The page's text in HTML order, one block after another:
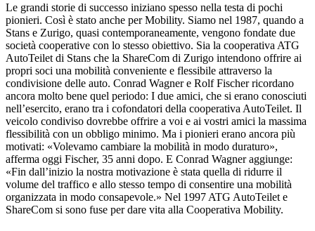
Le grandi storie di successo iniziano spesso nella testa di pochi
pionieri. Così è stato anche per Mobility. Siamo nel 1987, quando a
Stans e Zurigo, quasi contemporaneamente, vengono fondate due
società cooperative con lo stesso obiettivo. Sia la cooperativa ATG
AutoTeilet di Stans che la ShareCom di Zurigo intendono offrire ai
propri soci una mobilità conveniente e flessibile attraverso la
condivisione delle auto. Conrad Wagner e Rolf Fischer ricordano
ancora molto bene quel periodo: I due amici, che si erano conosciuti
nell’esercito, erano tra i cofondatori della cooperativa AutoTeilet. Il
veicolo condiviso dovrebbe offrire a voi e ai vostri amici la massima
flessibilità con un obbligo minimo. Ma i pionieri erano ancora più
motivati: «Volevamo cambiare la mobilità in modo duraturo»,
afferma oggi Fischer, 35 anni dopo. E Conrad Wagner aggiunge:
«Fin dall’inizio la nostra motivazione è stata quella di ridurre il
volume del traffico e allo stesso tempo di consentire una mobilità
organizzata in modo consapevole.» Nel 1997 ATG AutoTeilet e
ShareCom si sono fuse per dare vita alla Cooperativa Mobility.